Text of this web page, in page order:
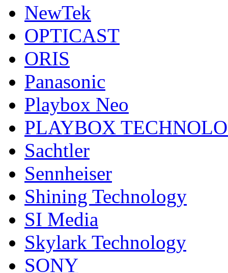
NewTek
OPTICAST
ORIS
Panasonic
Playbox Neo
PLAYBOX
Sachtler
Sennheiser
Shining Technology
SI Media
Skylark Technology
SONY